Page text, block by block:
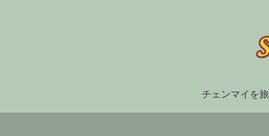
チェンマイを